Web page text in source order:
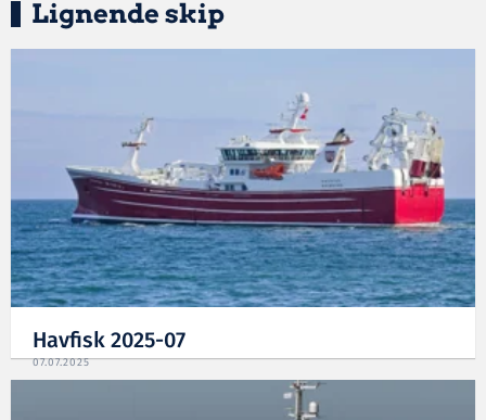
Lignende skip
Havfisk 2025-07
07.07.2025